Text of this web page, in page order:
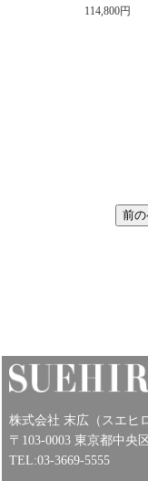
114,800円
前
株式会社 末広（スエヒ
〒103-0003 東京都中央
TEL:03-3669-5555